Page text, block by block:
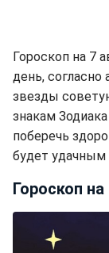
Гороскоп на 7
день, согласно
звезды
знакам
поберечь
будет удачным
Гороскоп